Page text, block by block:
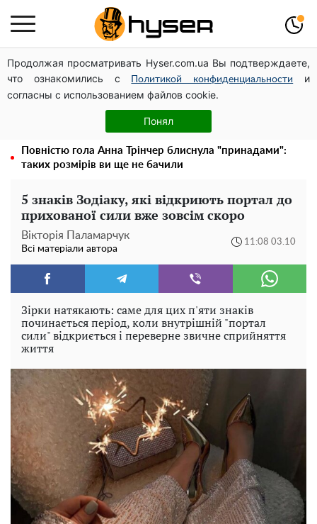
Продолжая просматривать Hyser.com.ua Вы подтверждаете,
что ознакомились с
Политикой конфиденциальности
и
согласны с использованием файлов cookie.
Понял
Чи може Поштова площа стати головною точкою
входу до історичного Києва
Дрони із націнкою: Олександр Конотопський вивів
мільйони оборонного бюджету через фіктивну фірму в
Повністю гола Анна Трінчер блиснула "принадами":
таких розмірів ви ще не бачили
5 знаків Зодіаку, які відкриють портал до
прихованої сили вже зовсім скоро
Вікторія Паламарчук
Всі матеріали автора
11:08 03.10
Зірки натякають: саме для цих п'яти знаків
починається період, коли внутрішній "портал
сили" відкриється і переверне звичне сприйняття
життя